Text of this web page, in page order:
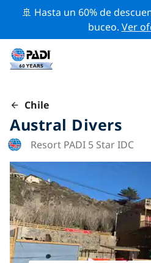
🚢 Hasta un 60% de
buceo. Ver
Chile
Austral Divers
Resort PADI 5 Star IDC